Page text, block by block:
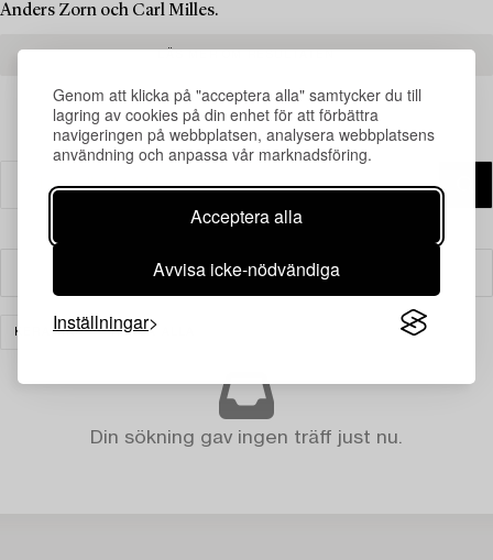
Genom att klicka på "acceptera alla" samtycker du till
lagring av cookies på din enhet för att förbättra
navigeringen på webbplatsen, analysera webbplatsens
användning och anpassa vår marknadsföring.
Acceptera alla
Avvisa icke-nödvändiga
Inställningar
Anders Zorn och Carl Milles.
Filter
KERAMIK RENSA ALLA
Din sökning gav ingen träff just nu.